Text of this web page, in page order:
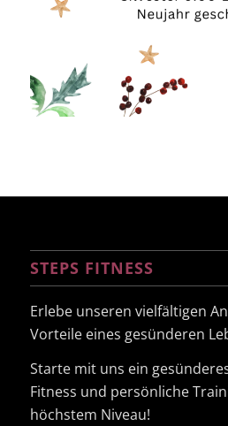
STEPS FITNESS
Erlebe unseren vielfältigen
Vorteile eines gesünderen
Starte mit uns ein
Fitness und persönliche
höchstem Niveau!